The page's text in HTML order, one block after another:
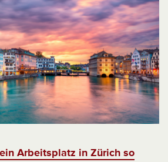
Arbeitsplatz in Zürich so